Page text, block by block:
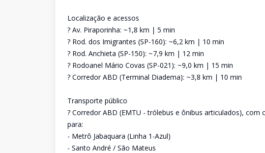
Localização e acessos
? Av. Piraporinha: ~1,8 km | 5 min
? Rod. dos Imigrantes (SP-160): ~6,2 km | 10 min
? Rod. Anchieta (SP-150): ~7,9 km | 12 min
? Rodoanel Mário Covas (SP-021): ~9,0 km | 15 min
? Corredor ABD (Terminal Diadema): ~3,8 km | 10 min
Transporte público
? Corredor ABD (EMTU - trólebus e ônibus articulados),
para:
- Metrô Jabaquara (Linha 1-Azul)
- Santo André / São Mateus